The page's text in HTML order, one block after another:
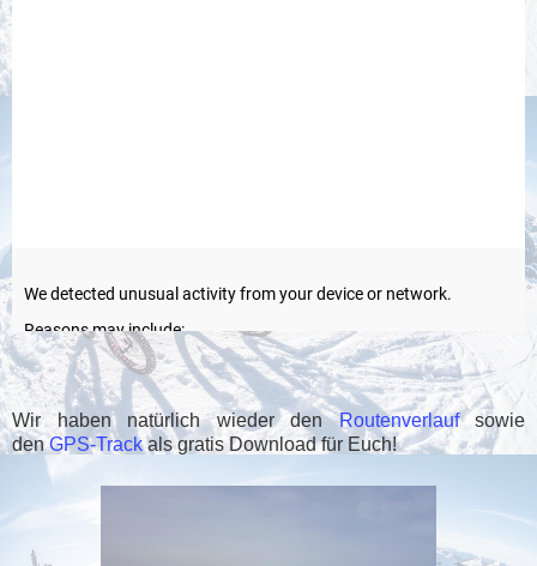
Wir haben natürlich wieder denRoutenverlaufsowie
denGPS-Trackals gratis Download für Euch!